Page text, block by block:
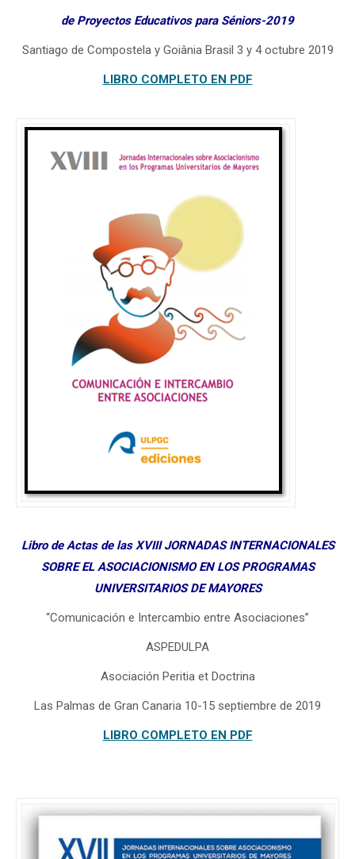
de Proyectos Educativos para Séniors-2019
Santiago de Compostela y Goiânia Brasil 3 y 4 octubre 2019
LIBRO COMPLETO EN PDF
Libro de Actas de las XVIII JORNADAS INTERNACIONALES
SOBRE EL ASOCIACIONISMO EN LOS PROGRAMAS
UNIVERSITARIOS DE MAYORES
“Comunicación e Intercambio entre Asociaciones”
ASPEDULPA
Asociación Peritia et Doctrina
Las Palmas de Gran Canaria 10-15 septiembre de 2019
LIBRO COMPLETO EN PDF